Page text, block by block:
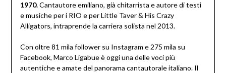
1970.Cantautore emiliano, già chitarrista e autore di testi
e musiche per i RIO e per Little Taver & His Crazy
Alligators, intraprende la carriera solista nel 2013.
Con oltre 81 mila follower su Instagram e 275 mila su
Facebook, Marco Ligabue è oggi una delle voci più
autentiche e amate del panorama cantautorale italiano. Il